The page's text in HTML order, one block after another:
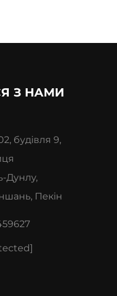
З НАМИ
будівля 9,
Дунлу,
Пекін